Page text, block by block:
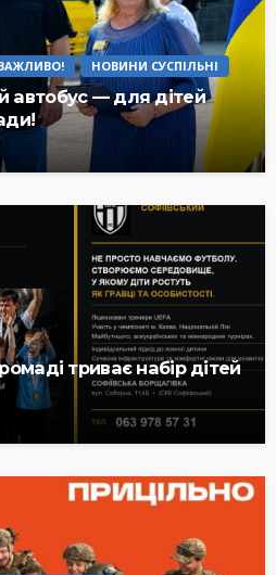
НОВИНИ СУСПІЛЬНІ
— для дітей
триває набір дітей